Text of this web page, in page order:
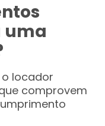
uma
locador
comprovem